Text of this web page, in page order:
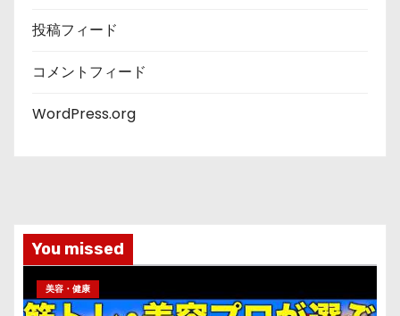
投稿フィード
コメントフィード
WordPress.org
You missed
美容・健康